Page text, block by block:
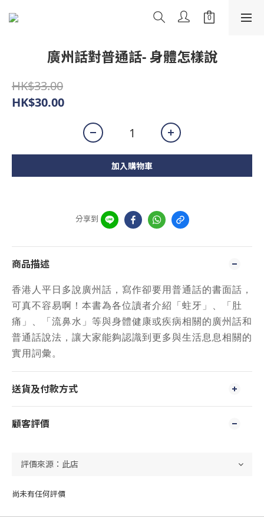
廣州話對普通話- 身體怎樣說
HK$33.00
HK$30.00
加入購物車
分享到
商品描述
香港人平日多說廣州話，寫作卻要用普通話的書面話，
可真不容易啊！本書為各位讀者介紹「蛀牙」、「肚
痛」、「流鼻水」等與身體健康或疾病相關的廣州話和
普通話說法，讓大家能夠認識到更多與生活息息相關的
實用詞彙。
送貨及付款方式
顧客評價
尚未有任何評價